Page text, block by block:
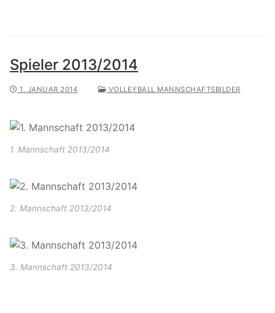
Spieler 2013/2014
1. JANUAR 2014 VOLLEYBALL MANNSCHAFTSBILDER
1. Mannschaft 2013/2014
2. Mannschaft 2013/2014
3. Mannschaft 2013/2014